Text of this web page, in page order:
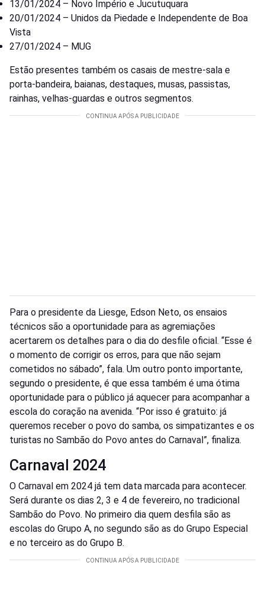
13/01/2024 – Novo Império e Jucutuquara
20/01/2024 – Unidos da Piedade e Independente de Boa
Vista
27/01/2024 – MUG
Estão presentes também os casais de mestre-sala e
porta-bandeira, baianas, destaques, musas, passistas,
rainhas, velhas-guardas e outros segmentos.
Para o presidente da Liesge, Edson Neto, os ensaios
técnicos são a oportunidade para as agremiações
acertarem os detalhes para o dia do desfile oficial. “Esse é
o momento de corrigir os erros, para que não sejam
cometidos no sábado”, fala. Um outro ponto importante,
segundo o presidente, é que essa também é uma ótima
oportunidade para o público já aquecer para acompanhar a
escola do coração na avenida. “Por isso é gratuito: já
queremos receber o povo do samba, os simpatizantes e os
turistas no Sambão do Povo antes do Carnaval”, finaliza.
Carnaval 2024
O Carnaval em 2024 já tem data marcada para acontecer.
Será durante os dias 2, 3 e 4 de fevereiro, no tradicional
Sambão do Povo. No primeiro dia quem desfila são as
escolas do Grupo A, no segundo são as do Grupo Especial
e no terceiro as do Grupo B.